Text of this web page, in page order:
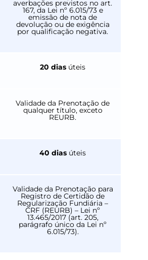
averbações previstos no art.
167, da Lei nº 6.015/73 e
emissão de nota de
devolução ou de exigência
por qualificação negativa.
20 dias úteis
Validade da Prenotação de
qualquer título, exceto
REURB.
40 dias úteis
Validade da Prenotação para
Registro de Certidão de
Regularização Fundiária –
CRF (REURB) – Lei nº
13.465/2017 (art. 205,
parágrafo único da Lei nº
6.015/73).